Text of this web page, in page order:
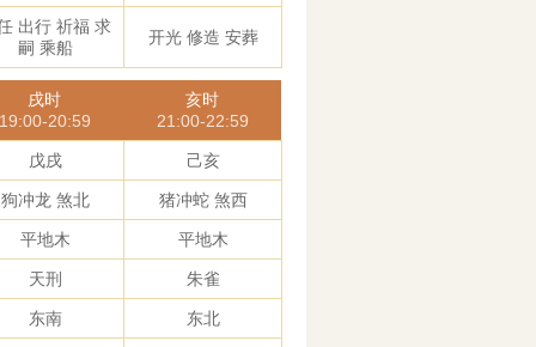
出行 祈福 求
嗣 乘船
开光 修造 安葬
戌时
20:59
亥时
21:00-22:59
戊戌 己亥
狗冲龙 煞北 猪冲蛇 煞西
平地木 平地木
天刑 朱雀
东南 东北